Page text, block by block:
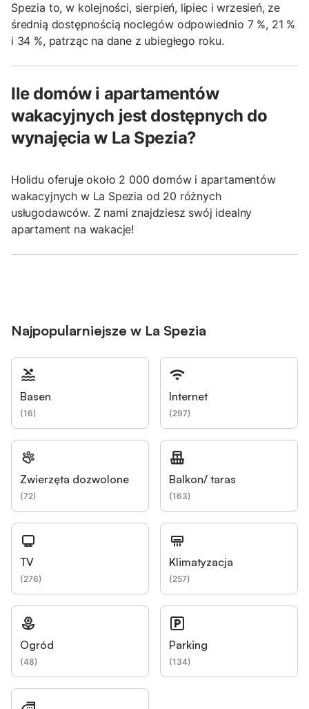
Spezia to, w kolejności, sierpień, lipiec i wrzesień, ze
średnią dostępnością noclegów odpowiednio 7 %, 21 %
i 34 %, patrząc na dane z ubiegłego roku.
Ile domów i apartamentów
wakacyjnych jest dostępnych do
wynajęcia w La Spezia?
Holidu oferuje około 2 000 domów i apartamentów
wakacyjnych w La Spezia od 20 różnych
usługodawców. Z nami znajdziesz swój idealny
apartament na wakacje!
Najpopularniejsze w La Spezia
Basen
(16)
Internet
(297)
Zwierzęta dozwolone
(72)
Balkon/ taras
(163)
TV
(276)
Klimatyzacja
(257)
Ogród
(48)
Parking
(134)